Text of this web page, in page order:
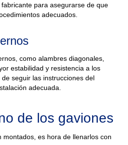
para asegurarse de que
adecuados.
como alambres diagonales,
estabilidad y resistencia a los
seguir las instrucciones del
adecuada.
de los gaviones
montados, es hora de llenarlos con